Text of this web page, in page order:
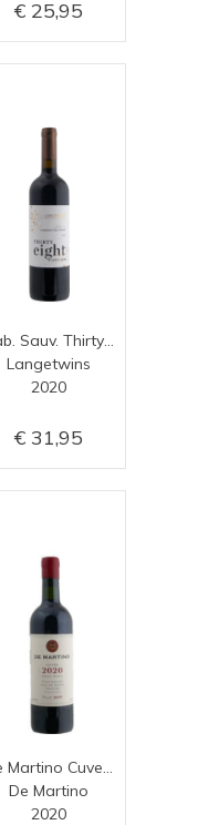
25,95
Langetwins
2020
31,95
De Martino
2020